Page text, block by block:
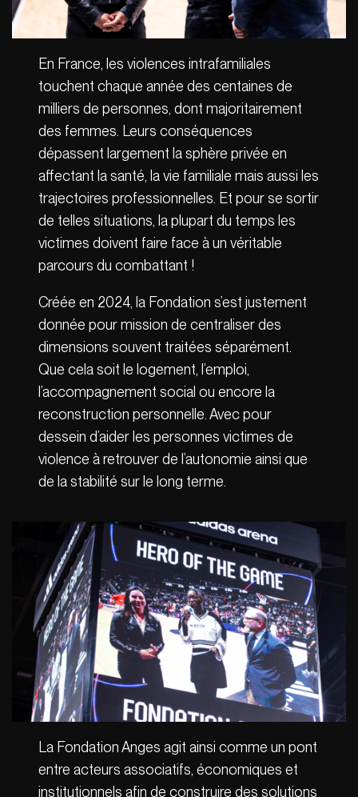
En France, les violences intrafamiliales
touchent chaque année des centaines de
milliers de personnes, dont majoritairement
des femmes. Leurs conséquences
dépassent largement la sphère privée en
affectant la santé, la vie familiale mais aussi les
trajectoires professionnelles. Et pour se sortir
de telles situations, la plupart du temps les
victimes doivent faire face à un véritable
parcours du combattant !
Créée en 2024, la Fondation s’est justement
donnée pour mission de centraliser des
dimensions souvent traitées séparément.
Que cela soit le logement, l’emploi,
l’accompagnement social ou encore la
reconstruction personnelle. Avec pour
dessein d’aider les personnes victimes de
violence à retrouver de l’autonomie ainsi que
de la stabilité sur le long terme.
La Fondation Anges agit ainsi comme un pont
entre acteurs associatifs, économiques et
institutionnels afin de construire des solutions